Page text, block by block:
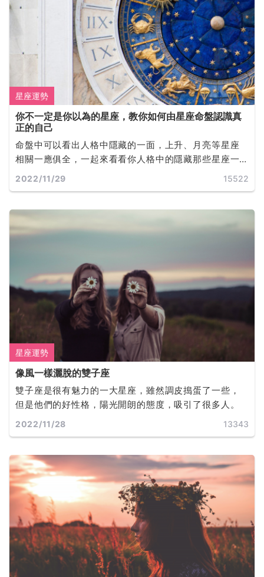
星座運勢
你不一定是你以為的星座，教你如何由星座命盤認識真
正的自己
命盤中可以看出人格中隱藏的一面，上升、月亮等星座
相關一應俱全，一起來看看你人格中的隱藏那些星座一
同探索不為人知的你吧!
2022/11/29 15522
星座運勢
像風一樣灑脫的雙子座
雙子座是很有魅力的一大星座，雖然調皮搗蛋了一些，
但是他們的好性格，陽光開朗的態度，吸引了很多人。
2022/11/28 13343